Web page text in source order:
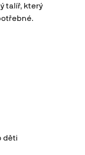
talíř, který
děti